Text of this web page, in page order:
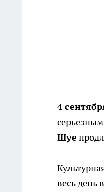
4
Шуе
весь день